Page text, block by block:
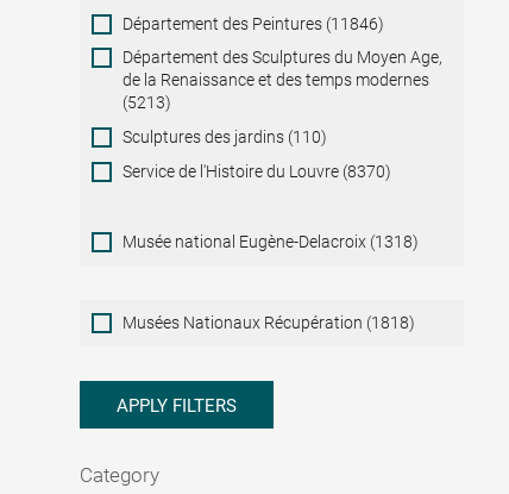
Département des Peintures (11846)
Département des Sculptures du Moyen Age,
de la Renaissance et des temps modernes
(5213)
Sculptures des jardins (110)
Service de l'Histoire du Louvre (8370)
Musée national Eugène-Delacroix (1318)
Musées
Nationaux
Musées Nationaux Récupération (1818)
APPLY FILTERS
Category